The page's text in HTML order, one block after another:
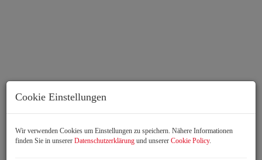
Cookie Einstellungen
Wir verwenden Cookies um Einstellungen zu speichern. Nähere Informationen
finden Sie in unserer Datenschutzerklärung und unserer Cookie Policy.